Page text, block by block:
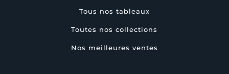
Tous nos tableaux
Toutes nos collections
Nos meilleures ventes